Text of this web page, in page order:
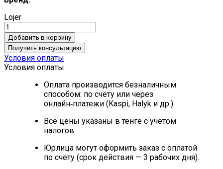
Lojer
Добавить в корзину
Получить консультацию
Условия оплаты
Условия оплаты
Оплата производится безналичным
способом: по счёту или через
онлайн‑платежи (Kaspi, Halyk и др.).
Все цены указаны в тенге с учётом
налогов.
Юрлица могут оформить заказ с оплатой
по счёту (срок действия — 3 рабочих дня).